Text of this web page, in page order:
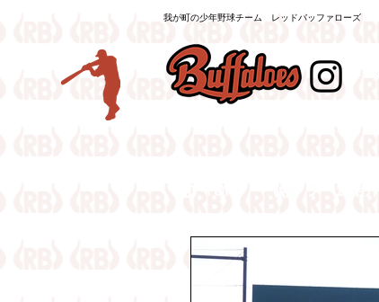
我が町の少年野球チーム レッドバッファローズ